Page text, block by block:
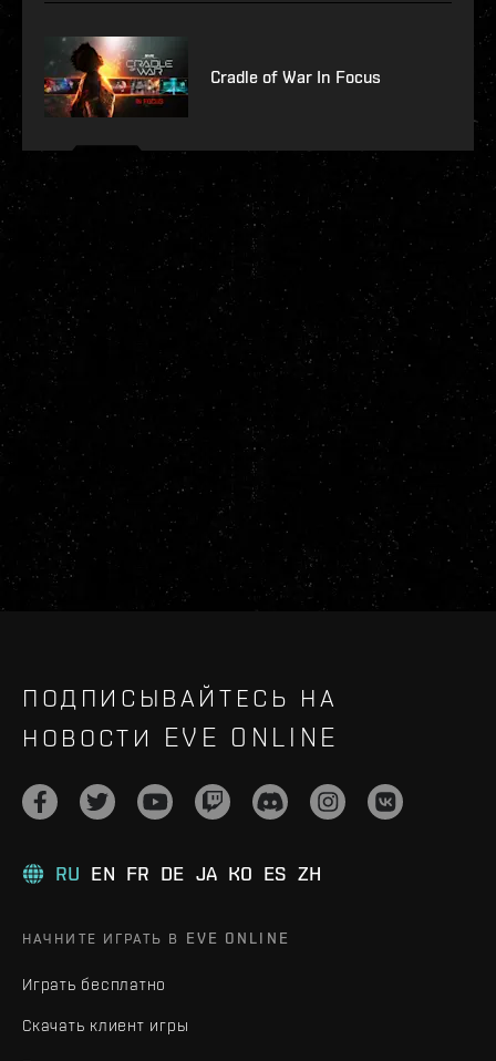
Cradle of War In Focus
ПОДПИСЫВАЙТЕСЬ НА
НОВОСТИ EVE ONLINE
RU EN FR DE JA KO ES ZH
НАЧНИТЕ ИГРАТЬ В EVE ONLINE
Играть бесплатно
Скачать клиент игры